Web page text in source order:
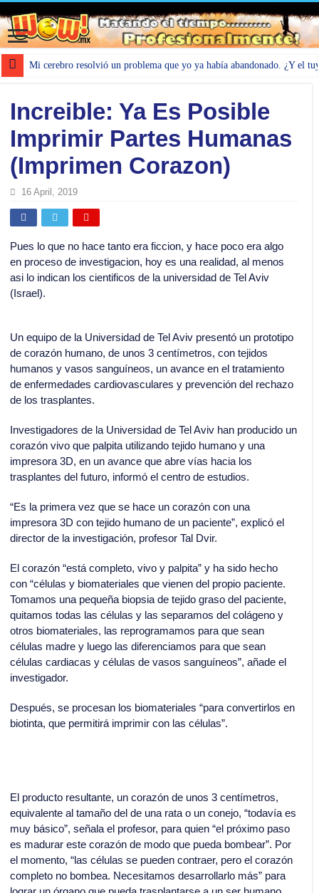
Mi cerebro resolvió un problema que yo ya había abandonado. ¿Y el
Increible: Ya Es Posible
Imprimir Partes Humanas
(Imprimen Corazon)
16 April, 2019
Pues lo que no hace tanto era ficcion, y hace poco era algo
en proceso de investigacion, hoy es una realidad, al menos
asi lo indican los cientificos de la universidad de Tel Aviv
(Israel).
Un equipo de la Universidad de Tel Aviv presentó un prototipo
de corazón humano, de unos 3 centímetros, con tejidos
humanos y vasos sanguíneos, un avance en el tratamiento
de enfermedades cardiovasculares y prevención del rechazo
de los trasplantes.
Investigadores de la Universidad de Tel Aviv han producido un
corazón vivo que palpita utilizando tejido humano y una
impresora 3D, en un avance que abre vías hacia los
trasplantes del futuro, informó el centro de estudios.
“Es la primera vez que se hace un corazón con una
impresora 3D con tejido humano de un paciente”, explicó el
director de la investigación, profesor Tal Dvir.
El corazón “está completo, vivo y palpita” y ha sido hecho
con “células y biomateriales que vienen del propio paciente.
Tomamos una pequeña biopsia de tejido graso del paciente,
quitamos todas las células y las separamos del colágeno y
otros biomateriales, las reprogramamos para que sean
células madre y luego las diferenciamos para que sean
células cardiacas y células de vasos sanguíneos”, añade el
investigador.
Después, se procesan los biomateriales “para convertirlos en
biotinta, que permitirá imprimir con las células”.
El producto resultante, un corazón de unos 3 centímetros,
equivalente al tamaño del de una rata o un conejo, “todavía es
muy básico”, señala el profesor, para quien “el próximo paso
es madurar este corazón de modo que pueda bombear”. Por
el momento, “las células se pueden contraer, pero el corazón
completo no bombea. Necesitamos desarrollarlo más” para